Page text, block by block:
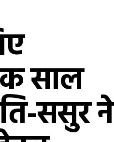
साल
ससुर ने